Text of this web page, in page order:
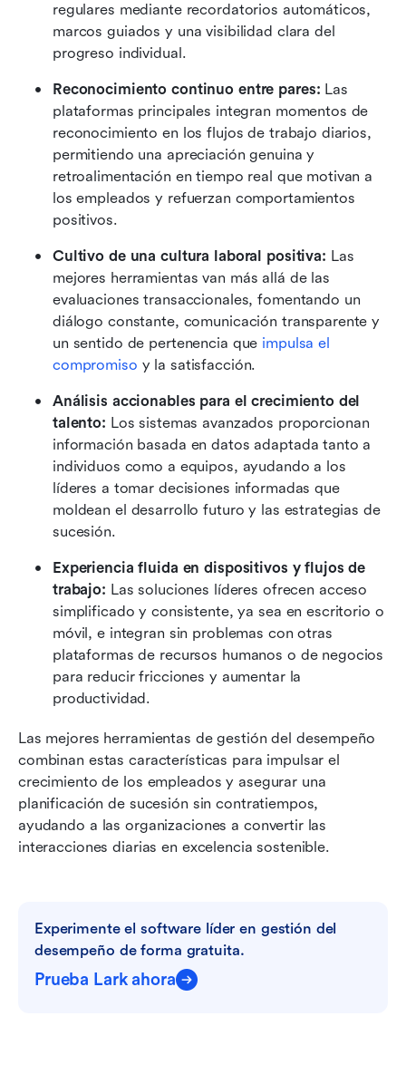
regulares mediante recordatorios automáticos,
marcos guiados y una visibilidad clara del
progreso individual.
Reconocimiento continuo entre pares: Las
plataformas principales integran momentos de
reconocimiento en los flujos de trabajo diarios,
permitiendo una apreciación genuina y
retroalimentación en tiempo real que motivan a
los empleados y refuerzan comportamientos
positivos.
Cultivo de una cultura laboral positiva: Las
mejores herramientas van más allá de las
evaluaciones transaccionales, fomentando un
diálogo constante, comunicación transparente y
un sentido de pertenencia que impulsa el
compromiso y la satisfacción.
Análisis accionables para el crecimiento del
talento: Los sistemas avanzados proporcionan
información basada en datos adaptada tanto a
individuos como a equipos, ayudando a los
líderes a tomar decisiones informadas que
moldean el desarrollo futuro y las estrategias de
sucesión.
Experiencia fluida en dispositivos y flujos de
trabajo: Las soluciones líderes ofrecen acceso
simplificado y consistente, ya sea en escritorio o
móvil, e integran sin problemas con otras
plataformas de recursos humanos o de negocios
para reducir fricciones y aumentar la
productividad.
Las mejores herramientas de gestión del desempeño
combinan estas características para impulsar el
crecimiento de los empleados y asegurar una
planificación de sucesión sin contratiempos,
ayudando a las organizaciones a convertir las
interacciones diarias en excelencia sostenible.
Experimente el software líder en gestión del
desempeño de forma gratuita.
Prueba Lark ahora